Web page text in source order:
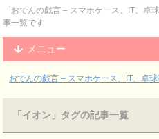
「おでんの戯言 – スマホケース、IT、
事一覧です
メニュー
おでんの戯言 – スマホケース、IT、卓
「イオン」タグの記事一覧